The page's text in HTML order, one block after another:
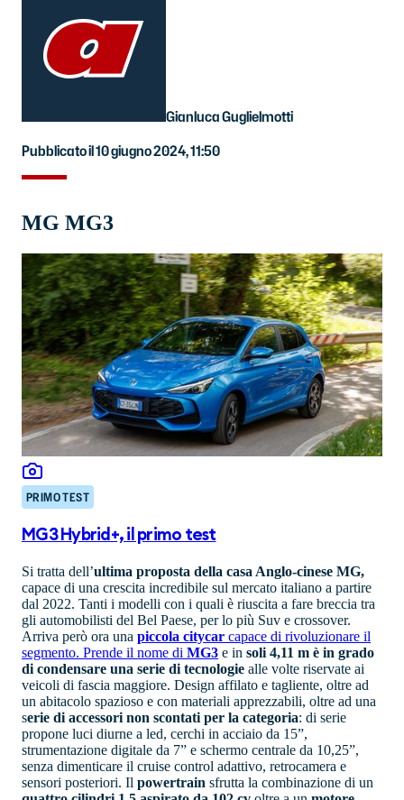
Gianluca Guglielmotti
Pubblicato il 10 giugno 2024, 11:50
MG MG3
PRIMO TEST
MG3 Hybrid+, il primo test
Si tratta dell’ultima proposta della casa Anglo-cinese MG,
capace di una crescita incredibile sul mercato italiano a partire
dal 2022. Tanti i modelli con i quali è riuscita a fare breccia tra
gli automobilisti del Bel Paese, per lo più Suv e crossover.
Arriva però ora una piccola citycar capace di rivoluzionare il
segmento. Prende il nome di MG3 e in soli 4,11 m è in grado
di condensare una serie di tecnologie alle volte riservate ai
veicoli di fascia maggiore. Design affilato e tagliente, oltre ad
un abitacolo spazioso e con materiali apprezzabili, oltre ad una
serie di accessori non scontati per la categoria: di serie
propone luci diurne a led, cerchi in acciaio da 15”,
strumentazione digitale da 7” e schermo centrale da 10,25”,
senza dimenticare il cruise control adattivo, retrocamera e
sensori posteriori. Il powertrain sfrutta la combinazione di un